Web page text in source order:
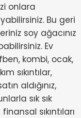
onlara
Bu geri
soy ağacınız
Ev
kombi, ocak,
sıkıntılar,
aldığınız,
sık sık
sıkıntıları